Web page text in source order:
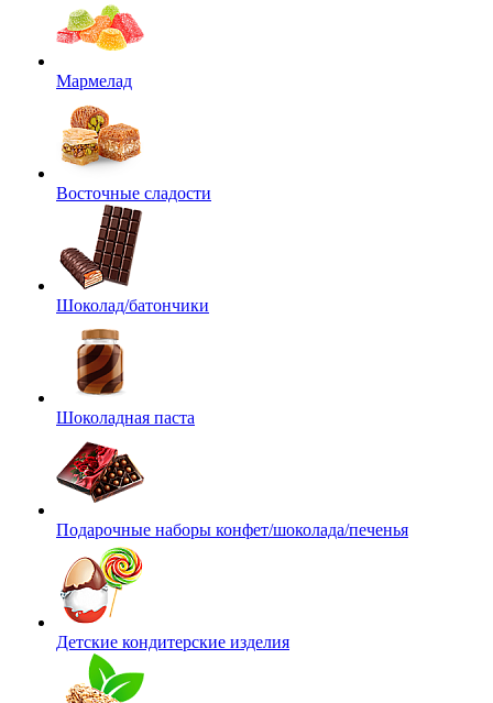
Мармелад
Восточные сладости
Шоколад/батончики
Шоколадная паста
Подарочные наборы конфет/шоколада/печенья
Детские кондитерские изделия